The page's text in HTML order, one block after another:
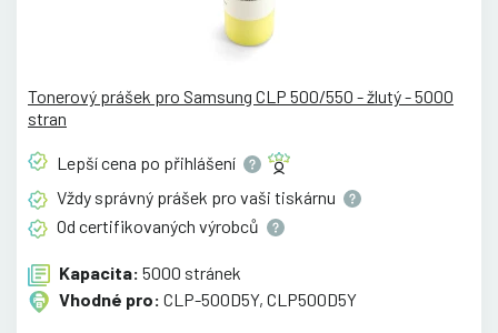
Tonerový prášek pro Samsung CLP 500/550 - žlutý - 5000
stran
Lepší cena po přihlášení
Vždy správný prášek pro vaši tiskárnu
Od certifikovaných výrobců
Kapacita: 5000 stránek
Vhodné pro: CLP-500D5Y, CLP500D5Y